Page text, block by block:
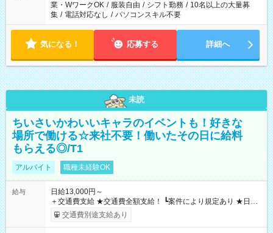
業・WワークOK / 服装自由 / シフト勤務 / 10名以上の大量募
集 / 電話対応なし / パソコンスキル不要
気になる！ 応募する 詳細へ
未読
ちいさいかわいいキャラのイベントも！好きな
場所で働ける☆来社不要！働いたその日に給料
もらえる◎/T1
アルバイト 職種未経験OK
給与
日給13,000円～
＋交通費支給 ★交通費全額支給！ ┗案件により規定あり ★日払
いOK！（規定あり） ┗働いたその日に現金GET♪ お仕事後はコ
ンビニATMから 日払い分を引き落とせます！ 【試用期間】試
交通費別途支給あり